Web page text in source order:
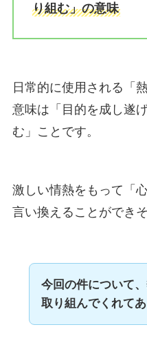
り組む」の意味
日常的に使用される「
意味は「目的を成し遂
む」ことです。
激しい情熱をもって「
言い換えることができそ
今回の件について、
取り組んでくれてあ